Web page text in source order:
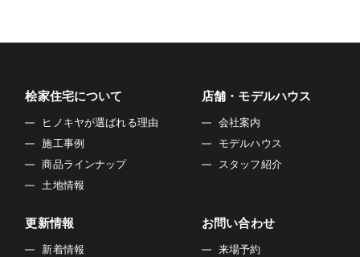
桧家住宅について
ヒノキヤが選ばれる理由
施工事例
商品ラインナップ
土地情報
店舗・モデルハウス
会社案内
モデルハウス
スタッフ紹介
更新情報
新着情報
お問い合わせ
来場予約